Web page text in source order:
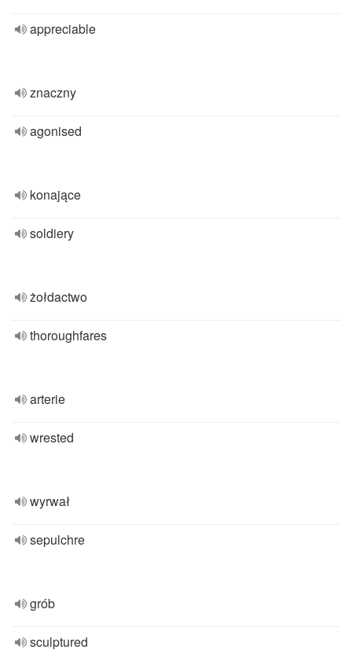
appreciable
znaczny
agonised
konające
soldiery
żołdactwo
thoroughfares
arterie
wrested
wyrwał
sepulchre
grób
sculptured